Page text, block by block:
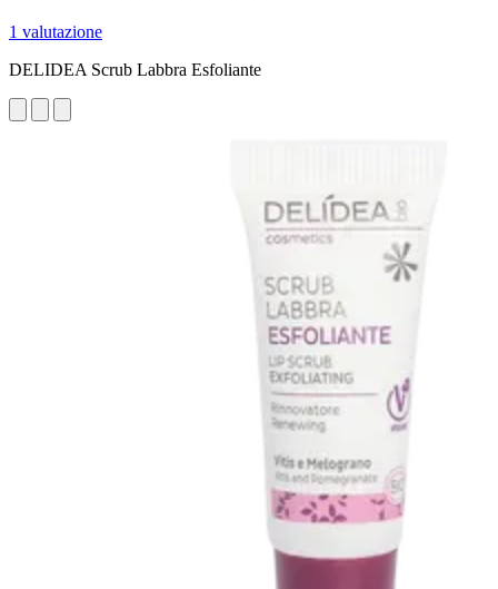
1 valutazione
DELIDEA Scrub Labbra Esfoliante